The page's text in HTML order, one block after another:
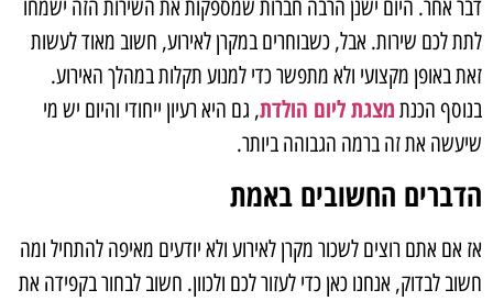
דבר אחר. היום ישנן הרבה חברות שמספקות את השירות הזה ישמחו
לתת לכם שירות. אבל, כשבוחרים במקרן לאירוע, חשוב מאוד לעשות
זאת באופן מקצועי ולא מתפשר כדי למנוע תקלות במהלך האירוע.
בנוסף הכנת מצגת ליום הולדת, גם היא רעיון ייחודי והיום יש מי
שיעשה את זה ברמה הגבוהה ביותר.
הדברים החשובים באמת
אז אם אתם רוצים לשכור מקרן לאירוע ולא יודעים מאיפה להתחיל ומה
חשוב לבדוק, אנחנו כאן כדי לעזור לכם ולכוון. חשוב לבחור בקפידה את